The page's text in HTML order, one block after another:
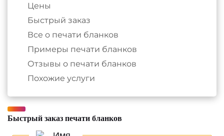
Цены
Быстрый заказ
Все о печати бланков
Примеры печати бланков
Отзывы о печати бланков
Похожие услуги
Быстрый заказ печати бланков